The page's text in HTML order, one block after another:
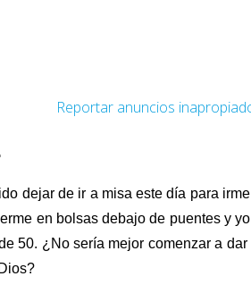
Reportar anuncios
dejar de ir a misa este día para
en bolsas debajo de puentes y
50. ¿No sería mejor comenzar a